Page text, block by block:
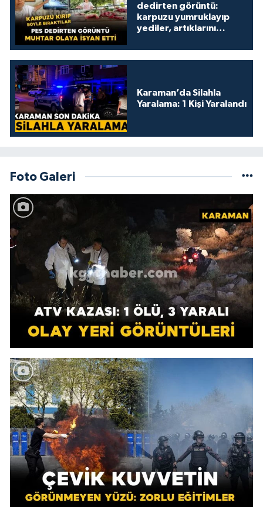
dedirten görüntü:
karpuzu yumruklayıp
yediler, artıklarını
Karaman’da Silahla
Yaralama: 1 Kişi Yaralandı
Foto Galeri